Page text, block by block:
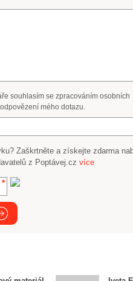
souhlasím se zpracováním osobních
mého dotazu.
Zaškrtněte a získejte zdarma
z Poptávej.cz více